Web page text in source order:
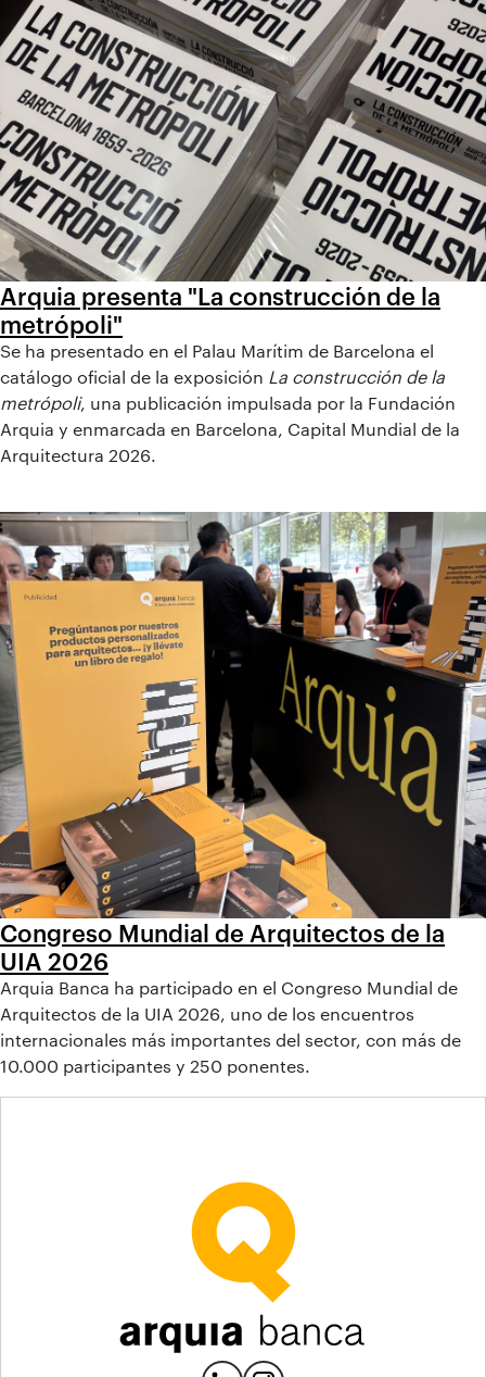
Arquia presenta "La construcción de la
metrópoli"
Se ha presentado en el Palau Marítim de Barcelona el
catálogo oficial de la exposición La construcción de la
metrópoli, una publicación impulsada por la Fundación
Arquia y enmarcada en Barcelona, Capital Mundial de la
Arquitectura 2026.
Congreso Mundial de Arquitectos de la
UIA 2026
Arquia Banca ha participado en el Congreso Mundial de
Arquitectos de la UIA 2026, uno de los encuentros
internacionales más importantes del sector, con más de
10.000 participantes y 250 ponentes.